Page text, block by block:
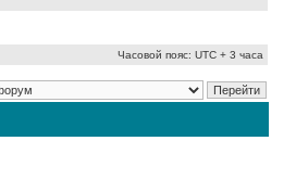
Часовой пояс: UTC + 3 часа